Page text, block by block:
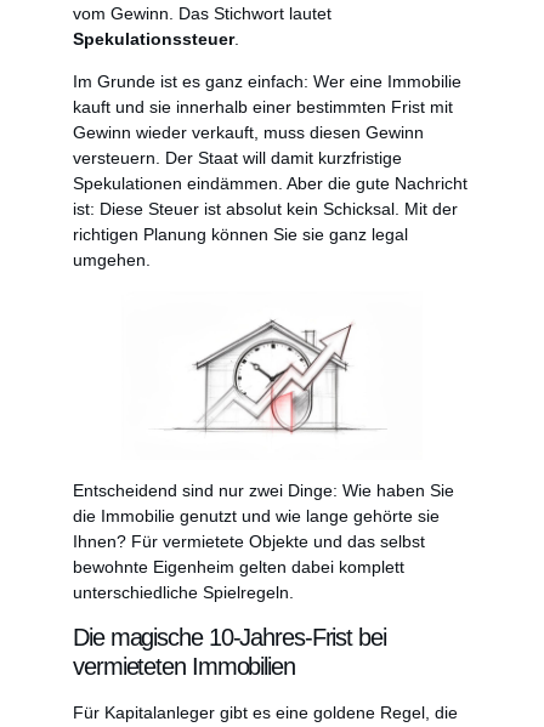
vom Gewinn. Das Stichwort lautet
Spekulationssteuer.
Im Grunde ist es ganz einfach: Wer eine Immobilie
kauft und sie innerhalb einer bestimmten Frist mit
Gewinn wieder verkauft, muss diesen Gewinn
versteuern. Der Staat will damit kurzfristige
Spekulationen eindämmen. Aber die gute Nachricht
ist: Diese Steuer ist absolut kein Schicksal. Mit der
richtigen Planung können Sie sie ganz legal
umgehen.
Entscheidend sind nur zwei Dinge: Wie haben Sie
die Immobilie genutzt und wie lange gehörte sie
Ihnen? Für vermietete Objekte und das selbst
bewohnte Eigenheim gelten dabei komplett
unterschiedliche Spielregeln.
Die magische 10-Jahres-Frist bei
vermieteten Immobilien
Für Kapitalanleger gibt es eine goldene Regel, die